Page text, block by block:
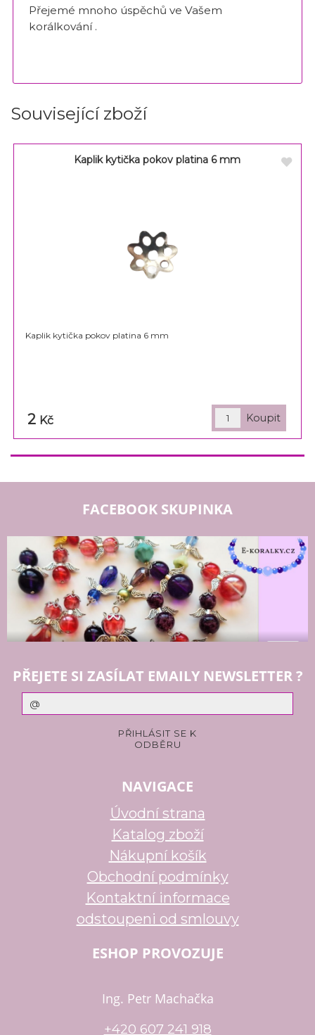
Přejemé mnoho úspěchů ve Vašem
korálkování .
Související zboží
Kaplik kytička pokov platina 6 mm
Kaplik kytička pokov platina 6 mm
2 Kč
FACEBOOK SKUPINKA
PŘEJETE SI ZASÍLAT EMAILY NEWSLETTER ?
NAVIGACE
Úvodní strana
Katalog zboží
Nákupní košík
Obchodní podmínky
Kontaktní informace
odstoupeni od smlouvy
ESHOP PROVOZUJE
Ing. Petr Machačka
+420 607 241 918